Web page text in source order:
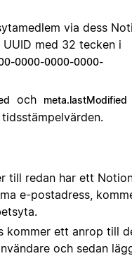
via dess
med 32 tecken i
0000-0000-0000-
och meta.lastModified
till redan har ett
e-postadress,
kommer ett anrop till
och sedan